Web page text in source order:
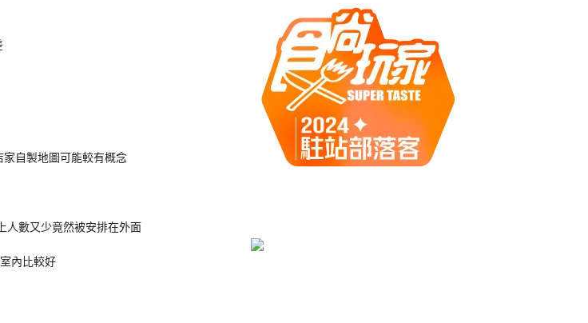
自製地圖可能較有概念
人數又少竟然被安排在外面
內比較好